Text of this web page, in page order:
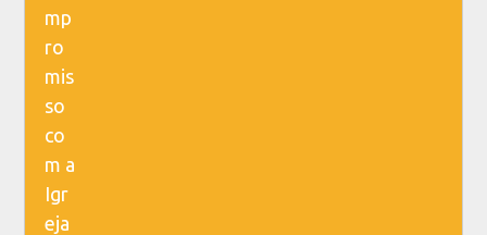
mp
ro
mis
so
co
m a
Igr
eja